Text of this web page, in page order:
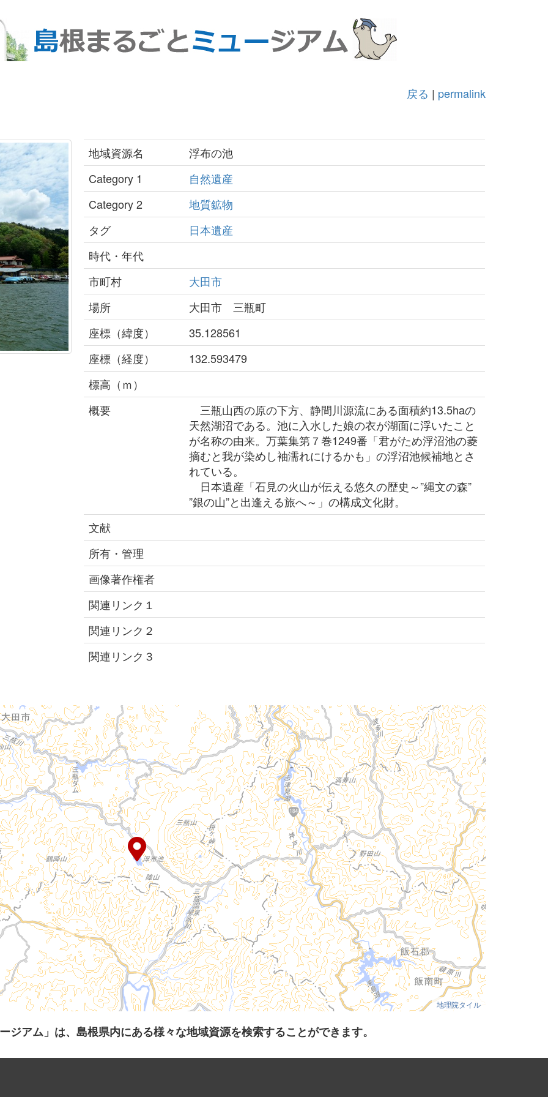
戻る | permalink
地域資源名
浮布の池
Category 1
自然遺産
Category 2
地質鉱物
タグ
日本遺産
時代・年代
市町村
大田市
場所
大田市 三瓶町
座標（緯度）
35.128561
座標（経度）
132.593479
標高（ｍ）
概要
三瓶山西の原の下方、静間川源流にある面積約13.5haの
天然湖沼である。池に入水した娘の衣が湖面に浮いたこと
が名称の由来。万葉集第７巻1249番「君がため浮沼池の菱
摘むと我が染めし袖濡れにけるかも」の浮沼池候補地とさ
れている。
日本遺産「石見の火山が伝える悠久の歴史～”縄文の森”
”銀の山”と出逢える旅へ～」の構成文化財。
文献
所有・管理
画像著作権者
関連リンク１
関連リンク２
関連リンク３
地理院タイル
ジアム」は、島根県内にある様々な地域資源を検索することができます。